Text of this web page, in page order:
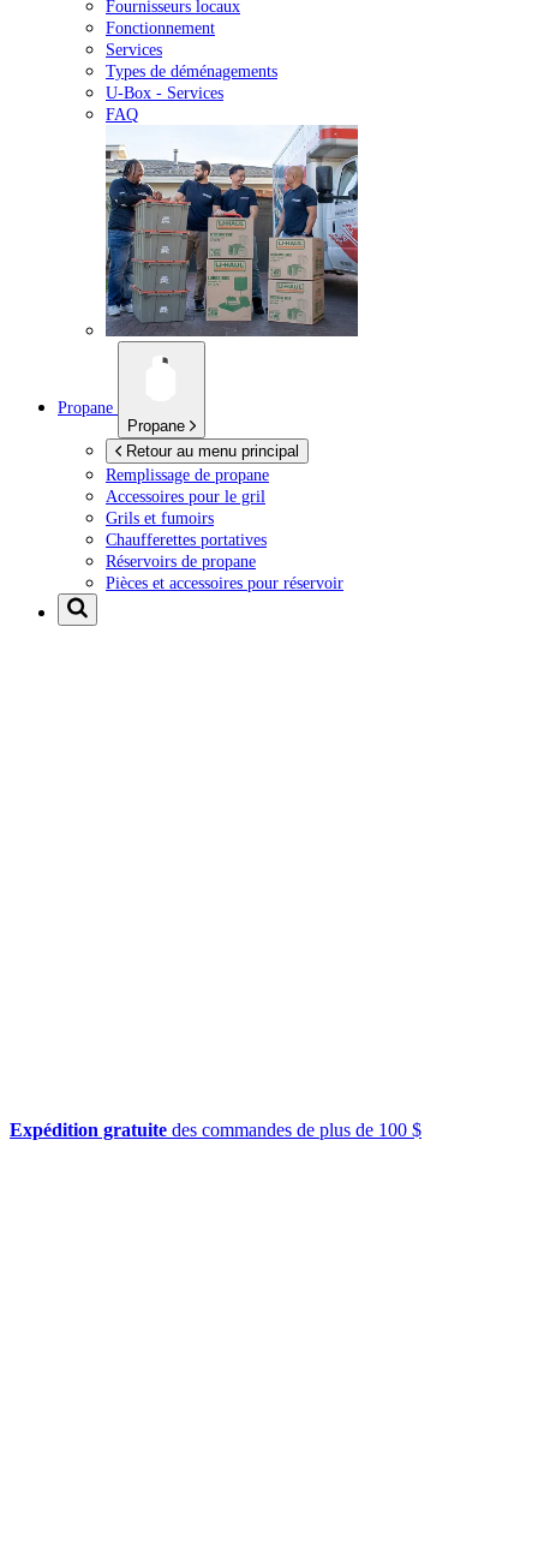
Fournisseurs locaux
Fonctionnement
Services
Types de déménagements
U-Box - Services
FAQ
Propane
Propane
Retour au menu principal
Remplissage de propane
Accessoires pour le gril
Grils et fumoirs
Chaufferettes portatives
Réservoirs de propane
Pièces et accessoires pour réservoir
Expédition gratuite des commandes de plus de 100 $